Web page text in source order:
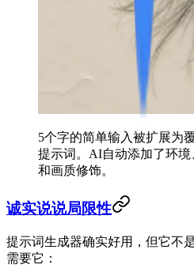
5个字的简单输入被扩展为
提示词。AI自动添加了环
和画质修饰。
诚实说说局限性
提示词生成器确实好用，但它不
需要它：